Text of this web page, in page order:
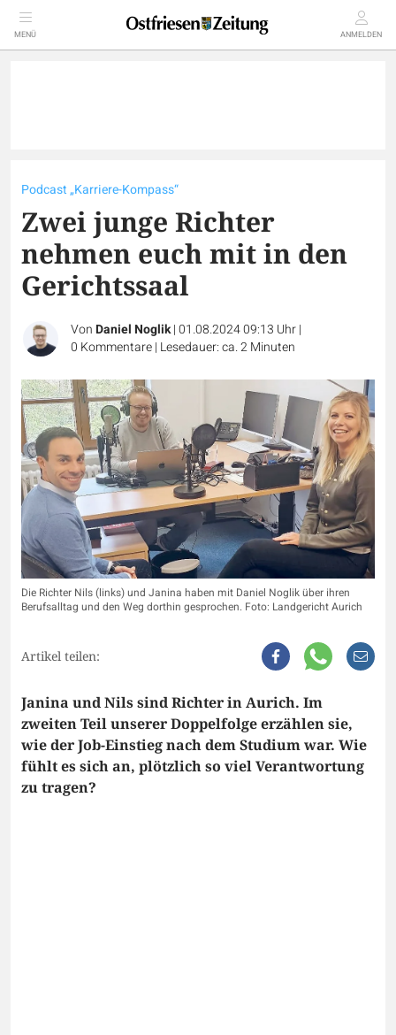
MENÜ ANMELDEN
Podcast „Karriere-Kompass“
Zwei junge Richter
nehmen euch mit in den
Gerichtssaal
VonDaniel Noglik|01.08.2024 09:13 Uhr|
0 Kommentare| Lesedauer: ca. 2 Minuten
Die Richter Nils (links) und Janina haben mit Daniel Noglik über ihren
Berufsalltag und den Weg dorthin gesprochen. Foto: Landgericht Aurich
Artikel teilen:
Janina und Nils sind Richter in Aurich. Im
zweiten Teil unserer Doppelfolge erzählen sie,
wie der Job-Einstieg nach dem Studium war. Wie
fühlt es sich an, plötzlich so viel Verantwortung
zu tragen?